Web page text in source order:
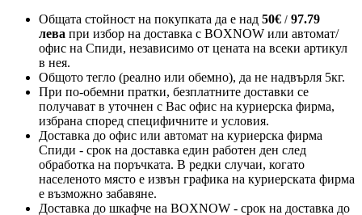
Общата стойност на покупката да е над 50€ / 97.79
лева при избор на доставка с BOXNOW или автомат/
офис на Спиди, независимо от цената на всеки артикул
в нея.
Общото тегло (реално или обемно), да не надвърля 5кг.
При по-обемни пратки, безплатните доставки се
получават в уточнен с Вас офис на куриерска фирма,
избрана според специфичните и условия.
Доставка до офис или автомат на куриерска фирма
Спиди - срок на доставка един работен ден след
обработка на поръчката. В редки случаи, когато
населеното място е извън графика на куриерската фирма
е възможно забавяне.
Доставка до шкафче на BOXNOW - срок на доставка до